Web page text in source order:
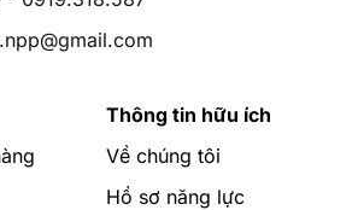
Thông tin hữu ích
Về chúng tôi
Hồ sơ năng lực